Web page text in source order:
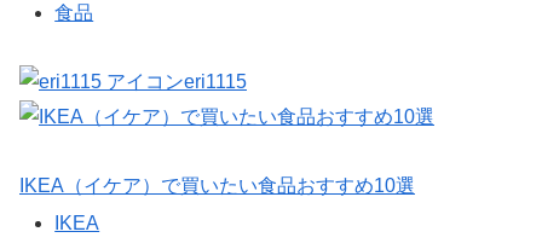
食品
eri1115
IKEA（イケア）で買いたい食品おすすめ10選
IKEA